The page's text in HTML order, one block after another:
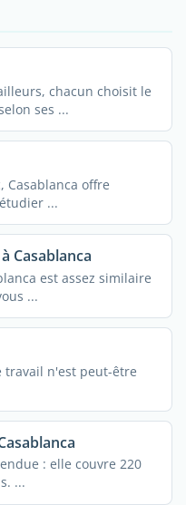
chacun choisit le
ses ...
Casablanca offre
...
Casablanca
est assez similaire
...
travail n'est peut-être
: elle couvre 220
...